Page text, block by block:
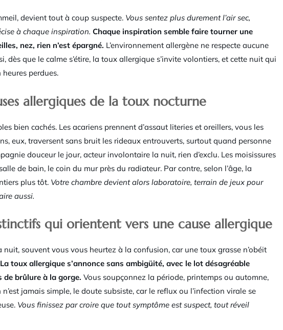
devient tout à coup suspecte. Vous sentez plus durement l’air sec,
à chaque inspiration. Chaque inspiration semble faire tourner une
nez, rien n’est épargné. L’environnement allergène ne respecte aucune
dès que le calme s’étire, la toux allergique s’invite volontiers, et cette nuit qui
perdues.
allergiques de la toux nocturne
bien cachés. Les acariens prennent d’assaut literies et oreillers, vous les
eux, traversent sans bruit les rideaux entrouverts, surtout quand personne
douceur le jour, acteur involontaire la nuit, rien d’exclu. Les moisissures
de bain, le coin du mur près du radiateur. Par contre, selon l’âge, la
plus tôt. Votre chambre devient alors laboratoire, terrain de jeux pour
aussi.
qui orientent vers une cause allergique
souvent vous vous heurtez à la confusion, car une toux grasse n’obéit
La toux allergique s’annonce sans ambigüité, avec le lot désagréable
brûlure à la gorge. Vous soupçonnez la période, printemps ou automne,
jamais simple, le doute subsiste, car le reflux ou l’infection virale se
Vous finissez par croire que tout symptôme est suspect, tout réveil